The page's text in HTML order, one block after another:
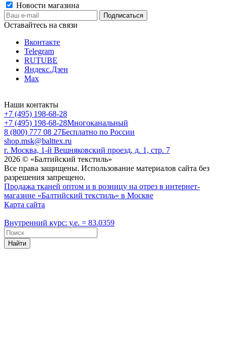
Новости магазина
Оставайтесь на связи
Вконтакте
Telegram
RUTUBE
Яндекс.Дзен
Max
Наши контакты
+7 (495) 198-68-28
+7 (495) 198-68-28Многоканальный
8 (800) 777 08 27Бесплатно по России
shop.msk@balttex.ru
г. Москва, 1-й Вешняковский проезд, д. 1, стр. 7
2026 © «Балтийский текстиль»
Все права защищены. Использование материалов сайта без
разрешения запрещено.
Продажа тканей оптом и в розницу на отрез в интернет-
магазине «Балтийский текстиль» в Москве
Карта сайта
Внутренний курс: у.е. = 83.0359
Найти